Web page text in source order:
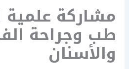
مشاركة علمية
طب وجراحة
والأسنان